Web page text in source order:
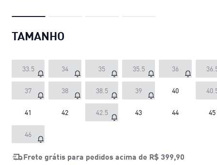
TAMANHO
33.5 34 35 35.5 36
37 38 38.5 39 40
41 42 42.5 43 44 45
46
Frete grátis para pedidos acima de R$ 399,90